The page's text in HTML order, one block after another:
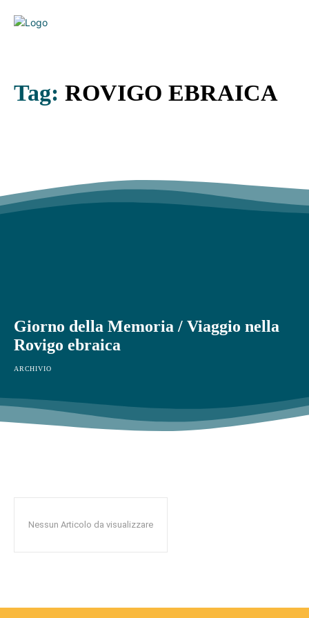
Tag: ROVIGO EBRAICA
Giorno della Memoria / Viaggio nella
Rovigo ebraica
ARCHIVIO
Nessun Articolo da visualizzare